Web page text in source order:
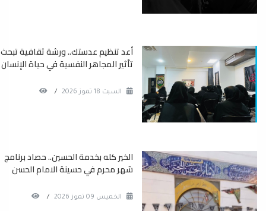
أعد تنظيم عدستك.. ورشة ثقافية تبحث
تأثير المجاهر النفسية في حياة الإنسان
السبت 18 تموز 2026 /
الخير كله بخدمة الحسين.. حصاد برنامج
شهر محرم في حسينة الامام الحسن
الخميس 09 تموز 2026 /